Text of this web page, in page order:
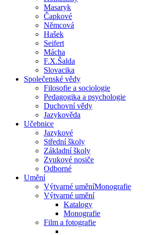
Masaryk
Čapkové
Němcová
Hašek
Seifert
Mácha
F.X.Šalda
Slovacika
Společenské vědy
Filosofie a sociologie
Pedagogika a psychologie
Duchovní vědy
Jazykověda
Učebnice
Jazykové
Střední školy
Základní školy
Zvukové nosiče
Odborné
Umění
Výtvarné uměníMonografie
Výtvarné umění
Katalogy
Monografie
Film a fotografie